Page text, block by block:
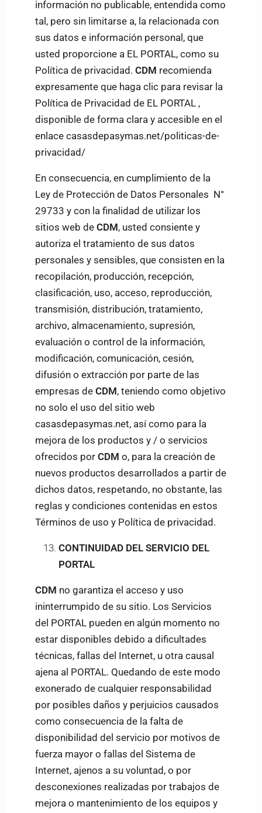
información no publicable, entendida como
tal, pero sin limitarse a, la relacionada con
sus datos e información personal, que
usted proporcione a EL PORTAL, como su
Política de privacidad. CDM recomienda
expresamente que haga clic para revisar la
Política de Privacidad de EL PORTAL ,
disponible de forma clara y accesible en el
enlace casasdepasymas.net/politicas-de-
privacidad/
En consecuencia, en cumplimiento de la
Ley de Protección de Datos Personales N°
29733 y con la finalidad de utilizar los
sitios web de CDM, usted consiente y
autoriza el tratamiento de sus datos
personales y sensibles, que consisten en la
recopilación, producción, recepción,
clasificación, uso, acceso, reproducción,
transmisión, distribución, tratamiento,
archivo, almacenamiento, supresión,
evaluación o control de la información,
modificación, comunicación, cesión,
difusión o extracción por parte de las
empresas de CDM, teniendo como objetivo
no solo el uso del sitio web
casasdepasymas.net, así como para la
mejora de los productos y / o servicios
ofrecidos por CDM o, para la creación de
nuevos productos desarrollados a partir de
dichos datos, respetando, no obstante, las
reglas y condiciones contenidas en estos
Términos de uso y Política de privacidad.
CONTINUIDAD DEL SERVICIO DEL
PORTAL
CDM no garantiza el acceso y uso
ininterrumpido de su sitio. Los Servicios
del PORTAL pueden en algún momento no
estar disponibles debido a dificultades
técnicas, fallas del Internet, u otra causal
ajena al PORTAL. Quedando de este modo
exonerado de cualquier responsabilidad
por posibles daños y perjuicios causados
como consecuencia de la falta de
disponibilidad del servicio por motivos de
fuerza mayor o fallas del Sistema de
Internet, ajenos a su voluntad, o por
desconexiones realizadas por trabajos de
mejora o mantenimiento de los equipos y